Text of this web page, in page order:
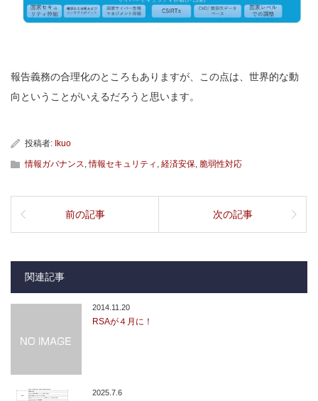
報告義務の合理化のところもありますが、この点は、世界的な動
向ということがいえるだろうと思います。
投稿者: Ikuo
情報ガバナンス,情報セキュリティ , 経済安保, 脆弱性対応
前の記事 次の記事
関連記事
2014.11.20
RSAが４月に！
2025.7.6